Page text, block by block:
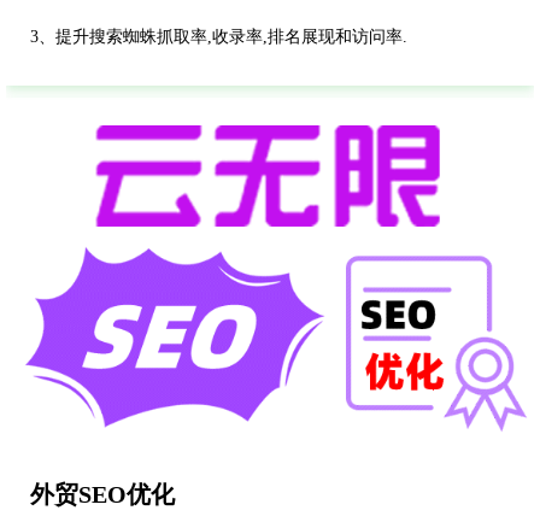
3、提升搜索蜘蛛抓取率,收录率,排名展现和访问率.
外贸SEO优化